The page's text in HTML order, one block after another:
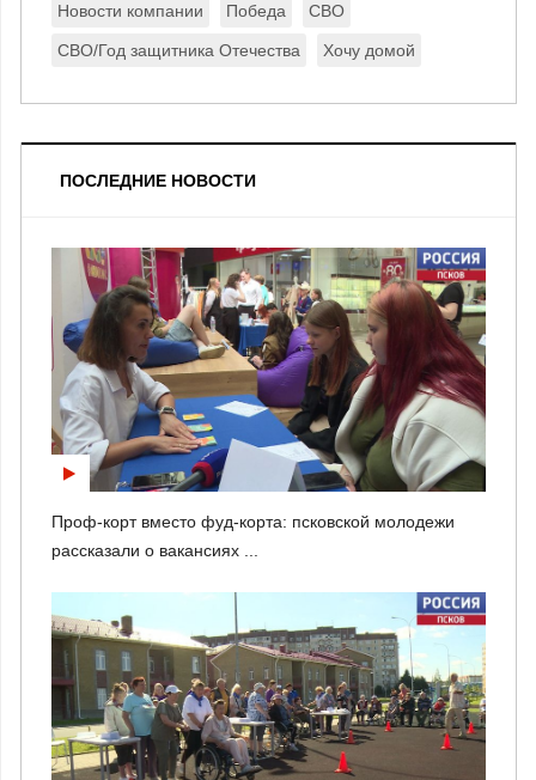
Новости компании Победа СВО
СВО/Год защитника Отечества Хочу домой
ПОСЛЕДНИЕ НОВОСТИ
Проф-корт вместо фуд-корта: псковской молодежи
рассказали о вакансиях ...